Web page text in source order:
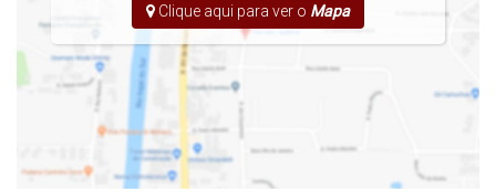
Clique aqui para ver o Mapa